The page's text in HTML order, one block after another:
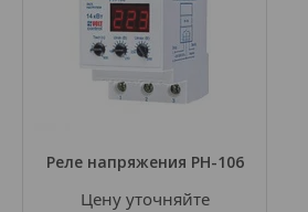
Реле напряжения РН-106
Цену уточняйте